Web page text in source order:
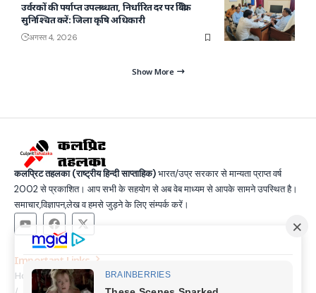
उर्वरकों की पर्याप्त उपलब्धता, निर्धारित दर पर बिक्री
सुनिश्चित करें: जिला कृषि अधिकारी
अगस्त 4, 2026
Show More
कलप्रिट तहलका (राष्ट्रीय हिन्दी साप्ताहिक)भारत/उप्र सरकार से मान्यता प्राप्त वर्ष
2002 से प्रकाशित। आप सभी के सहयोग से अब वेब माध्यम से आपके सामने उपस्थित है।
समाचार,विज्ञापन,लेख व हमसे जुड़ने के लिए संम्पर्क करें।
Important Links
Home Latest News Contact